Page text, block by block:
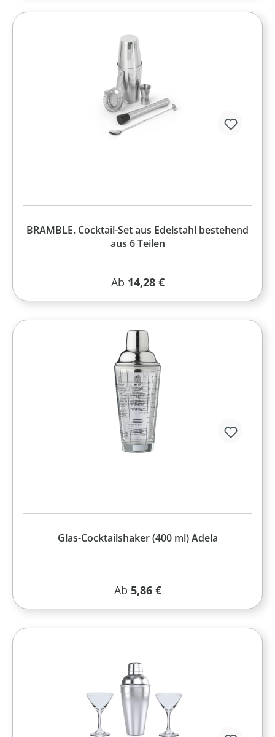
BRAMBLE. Cocktail-Set aus Edelstahl bestehend
aus 6 Teilen
Regulärer Preis:
Ab 14,28 €
Glas-Cocktailshaker (400 ml) Adela
Regulärer Preis:
Ab 5,86 €